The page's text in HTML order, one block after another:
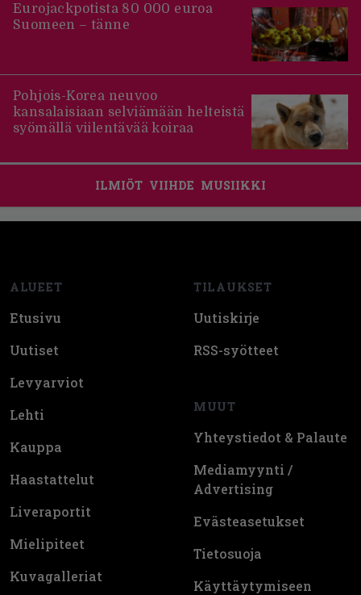
Eurojackpotista 80 000 euroa
Suomeen – tänne
Pohjois-Korea neuvoo
kansalaisiaan selviämään helteistä
syömällä viilentävää koiraa
ILMIÖT VIIHDE MUSIIKKI
ALUEET
Etusivu
Uutiset
Levyarviot
Lehti
Kauppa
Haastattelut
Liveraportit
Mielipiteet
Kuvagalleriat
TILAUKSET
Uutiskirje
RSS-syötteet
MUUT
Yhteystiedot & Palaute
Mediamyynti /
Advertising
Evästeasetukset
Tietosuoja
Käyttäytymiseen